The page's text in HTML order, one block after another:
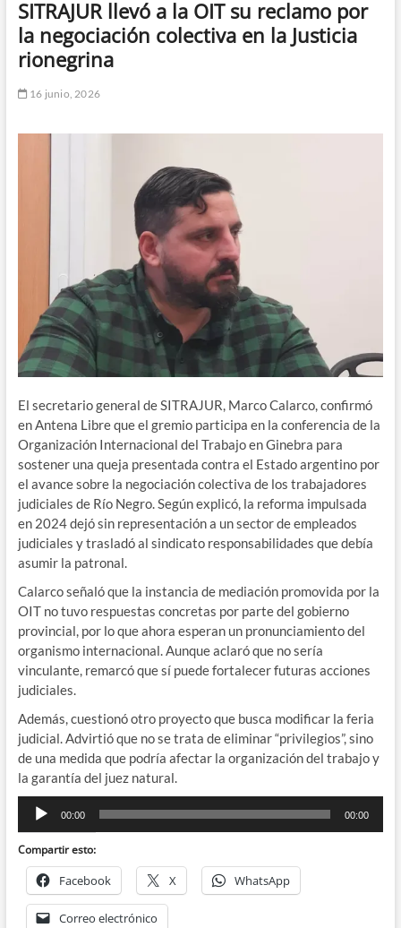
d
e
m
SITRAJUR llevó a la OIT su reclamo por
la negociación colectiva en la Justicia
rionegrina
16 junio, 2026
El secretario general de SITRAJUR, Marco Calarco, confirmó
en Antena Libre que el gremio participa en la conferencia de la
Organización Internacional del Trabajo en Ginebra para
sostener una queja presentada contra el Estado argentino por
el avance sobre la negociación colectiva de los trabajadores
judiciales de Río Negro. Según explicó, la reforma impulsada
en 2024 dejó sin representación a un sector de empleados
judiciales y trasladó al sindicato responsabilidades que debía
asumir la patronal.
Calarco señaló que la instancia de mediación promovida por la
OIT no tuvo respuestas concretas por parte del gobierno
provincial, por lo que ahora esperan un pronunciamiento del
organismo internacional. Aunque aclaró que no sería
vinculante, remarcó que sí puede fortalecer futuras acciones
judiciales.
Además, cuestionó otro proyecto que busca modificar la feria
judicial. Advirtió que no se trata de eliminar “privilegios”, sino
de una medida que podría afectar la organización del trabajo y
la garantía del juez natural.
Reproductor
audio
00:00 00:00
Compartir esto:
Facebook X WhatsApp
Correo electrónico